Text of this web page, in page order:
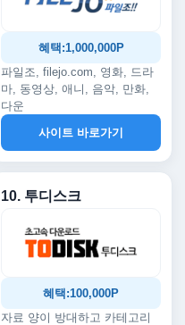
혜택:1,000,000P
파일조, filejo.com, 영화, 드라
마, 동영상, 애니, 음악, 만화,
다운
사이트 바로가기
10. 투디스크
혜택:100,000P
자료 양이 방대하고 카테고리